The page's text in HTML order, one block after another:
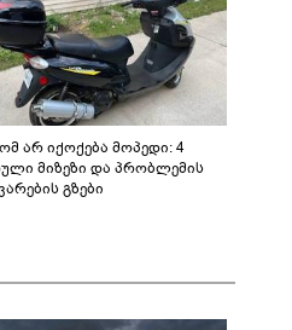
არ იქოქება მოპედი: 4
მიზეზი და პრობლემის
გზები